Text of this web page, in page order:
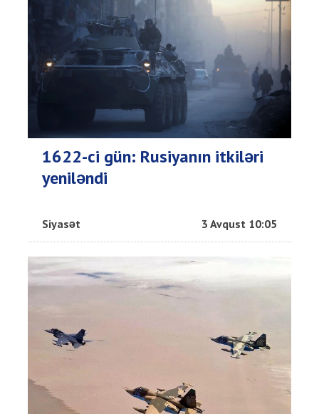
1622-ci gün: Rusiyanın itkiləri
yeniləndi
Siyasət 3 Avqust 10:05